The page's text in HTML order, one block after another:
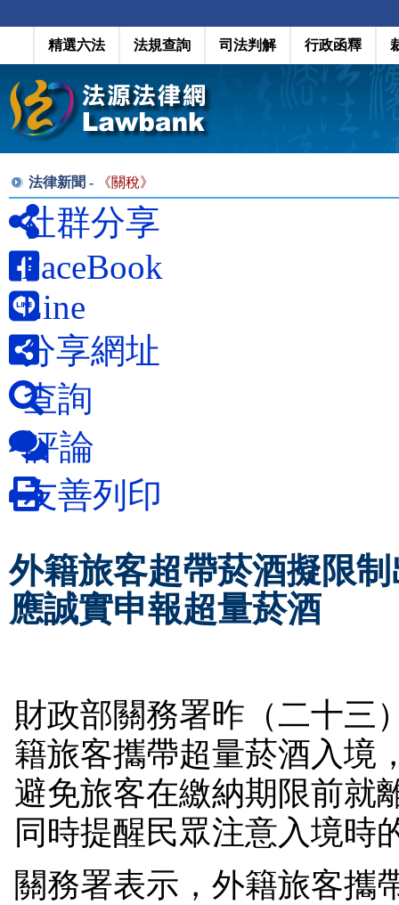
精選六法 法規查詢 司法判解 行政函釋
法律新聞 - 《關稅》
社群分享
FaceBook
Line
分享網址
查詢
評論
友善列印
外籍旅客超帶菸酒擬限
應誠實申報超量菸酒
財政部關務署昨（二十三
籍旅客攜帶超量菸酒入境
避免旅客在繳納期限前就
同時提醒民眾注意入境時
關務署表示，外籍旅客攜